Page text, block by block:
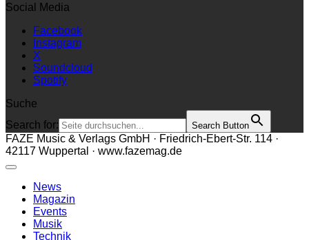
Social Media
Facebook
Instagram
X
Soundcloud
Spotify
Suche
Search for:
Search Button
FAZE Music & Verlags GmbH · Friedrich-Ebert-Str. 114 ·
42117 Wuppertal · www.fazemag.de
News
Magazin
Events
Musik
Technik